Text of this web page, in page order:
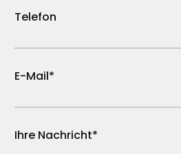
Telefon
E-Mail*
Ihre Nachricht*